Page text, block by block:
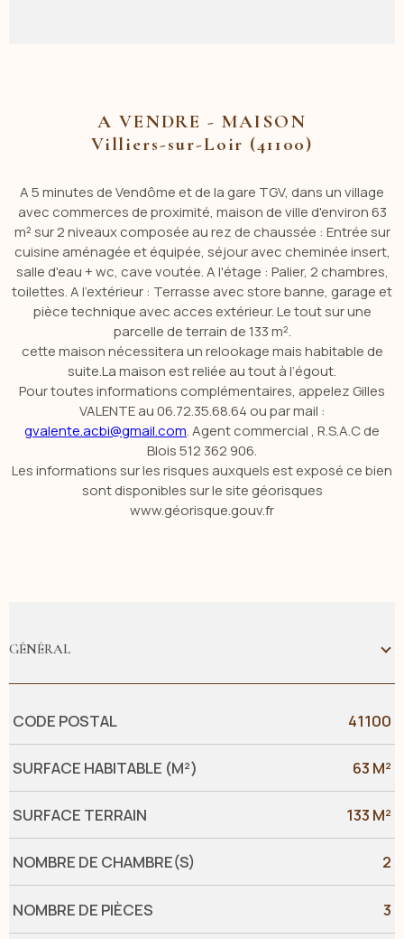
A VENDRE - MAISON
Villiers-sur-Loir (41100)
A 5 minutes de Vendôme et de la gare TGV, dans un village
avec commerces de proximité, maison de ville d'environ 63
m² sur 2 niveaux composée au rez de chaussée : Entrée sur
cuisine aménagée et équipée, séjour avec cheminée insert,
salle d'eau + wc, cave voutée. A l'étage : Palier, 2 chambres,
toilettes. A l'extérieur : Terrasse avec store banne, garage et
pièce technique avec acces extérieur. Le tout sur une
parcelle de terrain de 133 m².
cette maison nécessitera un relookage mais habitable de
suite.La maison est reliée au tout à l’égout.
Pour toutes informations complémentaires, appelez Gilles
VALENTE au 06.72.35.68.64 ou par mail :
gvalente.acbi@gmail.com. Agent commercial , R.S.A.C de
Blois 512 362 906.
Les informations sur les risques auxquels est exposé ce bien
sont disponibles sur le site géorisques
www.géorisque.gouv.fr
GÉNÉRAL
Caractérisque Valeurs
CODE POSTAL 41100
SURFACE HABITABLE (M²) 63 M²
SURFACE TERRAIN 133 M²
NOMBRE DE CHAMBRE(S) 2
NOMBRE DE PIÈCES 3